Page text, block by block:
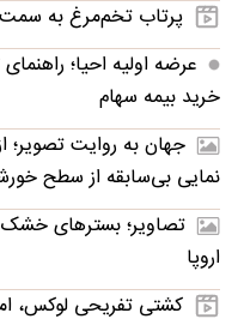
پرتاب تخم‌مرغ به سمت
عرضه اولیه احیا؛
خرید بیمه سهام
جهان به روایت تصویر؛
نمایی بی‌سابقه از سطح
تصاویر؛ بسترهای
اروپا
کشتی تفریحی لوکس،